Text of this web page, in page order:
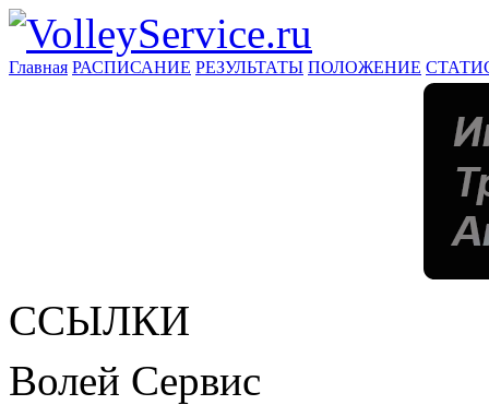
Главная РАСПИСАНИЕ РЕЗУЛЬТАТЫ ПОЛОЖЕНИЕ
ССЫЛКИ
Волей Сервис